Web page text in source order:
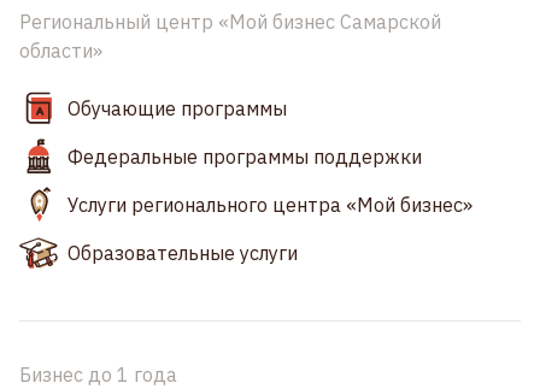
Региональный центр «Мой бизнес Самарской
области»
Обучающие программы
Федеральные программы поддержки
Услуги регионального центра «Мой бизнес»
Образовательные услуги
Бизнес до 1 года